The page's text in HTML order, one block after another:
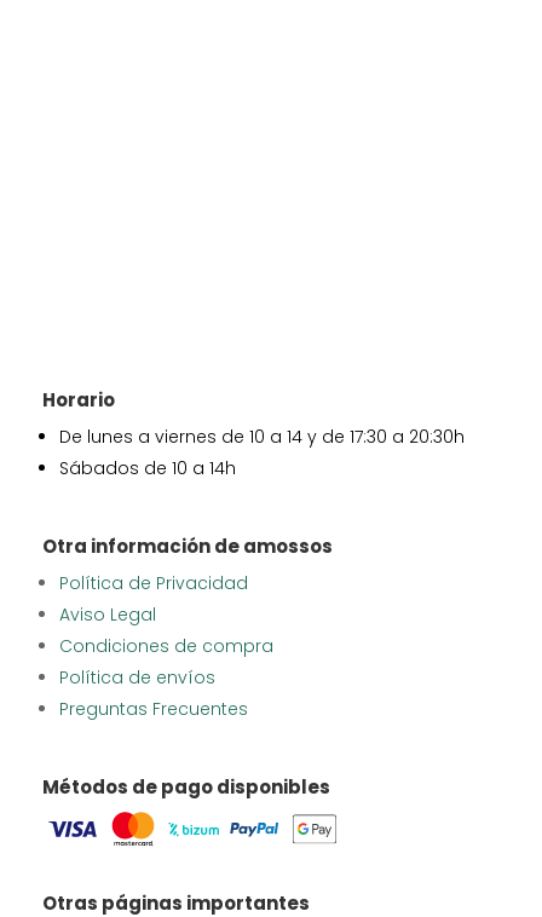
Horario
De lunes a viernes de 10 a 14 y de 17:30 a 20:30h
Sábados de 10 a 14h
Otra información de amossos
Política de Privacidad
Aviso Legal
Condiciones de compra
Política de envíos
Preguntas Frecuentes
Métodos de pago disponibles
Otras páginas importantes